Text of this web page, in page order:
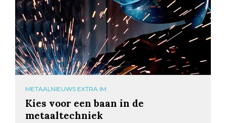
METAALNIEUWS EXTRA IM
Kies voor een baan in de
metaaltechniek